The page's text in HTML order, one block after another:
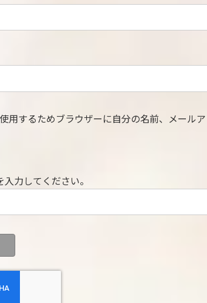
用するためブラウザーに自分の名前、メールア
力してください。